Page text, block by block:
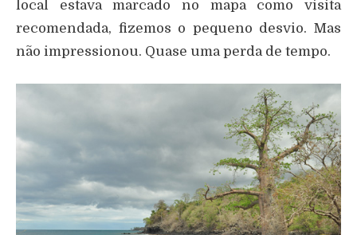
local estava marcado no mapa como visita
recomendada, fizemos o pequeno desvio. Mas
não impressionou. Quase uma perda de tempo.